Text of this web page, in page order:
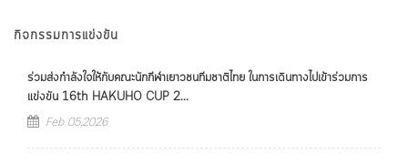
กิจกรรมการแข่งขัน
ร่วมส่งกำลังใจให้กับคณะนักกีฬาเยาวชนทีมชาติไทย ในการเดินทางไปเข้าร่วมการ
แข่งขัน 16th HAKUHO CUP 2...
Feb 05,2026